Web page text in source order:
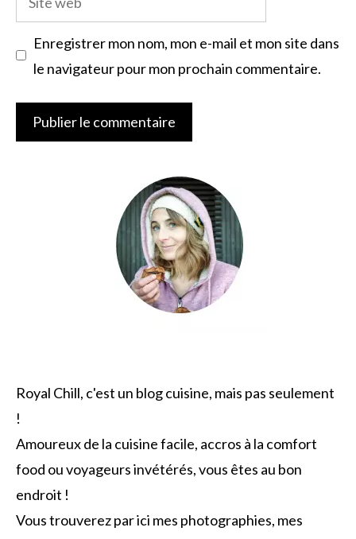
web
Enregistrer mon nom, mon e-mail et mon site dans
le navigateur pour mon prochain commentaire.
Royal Chill, c'est un blog cuisine, mais pas seulement
!
Amoureux de la cuisine facile, accros à la comfort
food ou voyageurs invétérés, vous êtes au bon
endroit !
Vous trouverez par ici mes photographies, mes